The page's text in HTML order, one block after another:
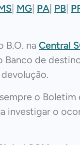
| MG| PA| PB|
B.O. na Central
Banco de
o
investigar o